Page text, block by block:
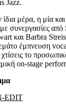
Jazz.
μέρα, η μία
συνεργασίες
και Barbra
έμπνευση
το
on-stage
EDIT